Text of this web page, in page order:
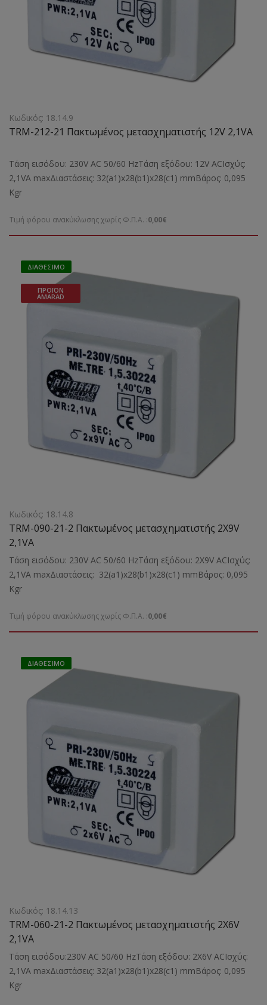
Κωδικός: 18.14.9
TRM-212-21 Πακτωμένος μετασχηματιστής 12V 2,1VA
Τάση εισόδου: 230V AC 50/60 HzΤάση εξόδου: 12V ACΙσχύς:
2,1VA maxΔιαστάσεις: 32(a1)x28(b1)x28(c1) mmBάρος: 0,095
Kgr
Τιμή φόρου ανακύκλωσης χωρίς Φ.Π.Α. :0,00€
ΔΙΑΘΈΣΙΜΟ
ΠΡΟΪΌΝ
AMARAD
Κωδικός: 18.14.8
TRM-090-21-2 Πακτωμένος μετασχηματιστής 2X9V
2,1VA
Τάση εισόδου: 230V AC 50/60 HzΤάση εξόδου: 2X9V ACΙσχύς:
2,1VA maxΔιαστάσεις: 32(a1)x28(b1)x28(c1) mmBάρος: 0,095
Kgr
Τιμή φόρου ανακύκλωσης χωρίς Φ.Π.Α. :0,00€
ΔΙΑΘΈΣΙΜΟ
Κωδικός: 18.14.13
TRM-060-21-2 Πακτωμένος μετασχηματιστής 2X6V
2,1VA
Τάση εισόδου:230V AC 50/60 HzΤάση εξόδου: 2X6V ACΙσχύς:
2,1VA maxΔιαστάσεις: 32(a1)x28(b1)x28(c1) mmBάρος: 0,095
Kgr